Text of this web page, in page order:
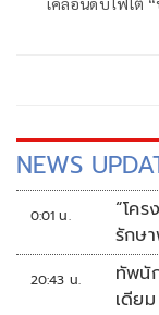
NEWS
0:01 น.
“โครง
รักษ
20:43 น.
ทัพนั
เดีย